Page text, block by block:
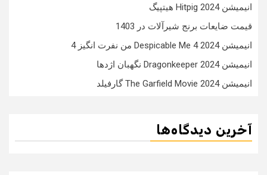
انیمیشن Hitpig 2024 هیتپیگ
قیمت ضایعات برنج شیرآلات در 1403
انیمیشن Despicable Me 4 2024 من نفرت انگیز 4
انیمیشن Dragonkeeper 2024 نگهبان اژدها
انیمیشن The Garfield Movie 2024 گارفیلد
آخرین دیدگاه‌ها